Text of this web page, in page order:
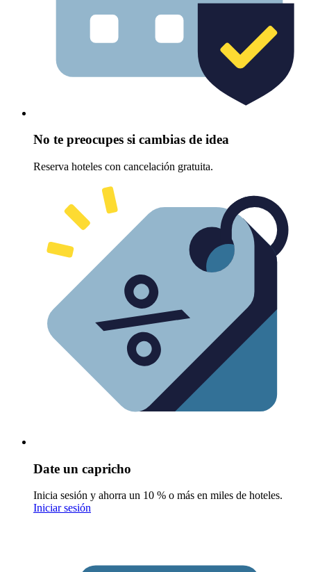
No te preocupes si cambias de idea
Reserva hoteles con cancelación gratuita.
Date un capricho
Inicia sesión y ahorra un 10 % o más en miles de hoteles.
Iniciar sesión